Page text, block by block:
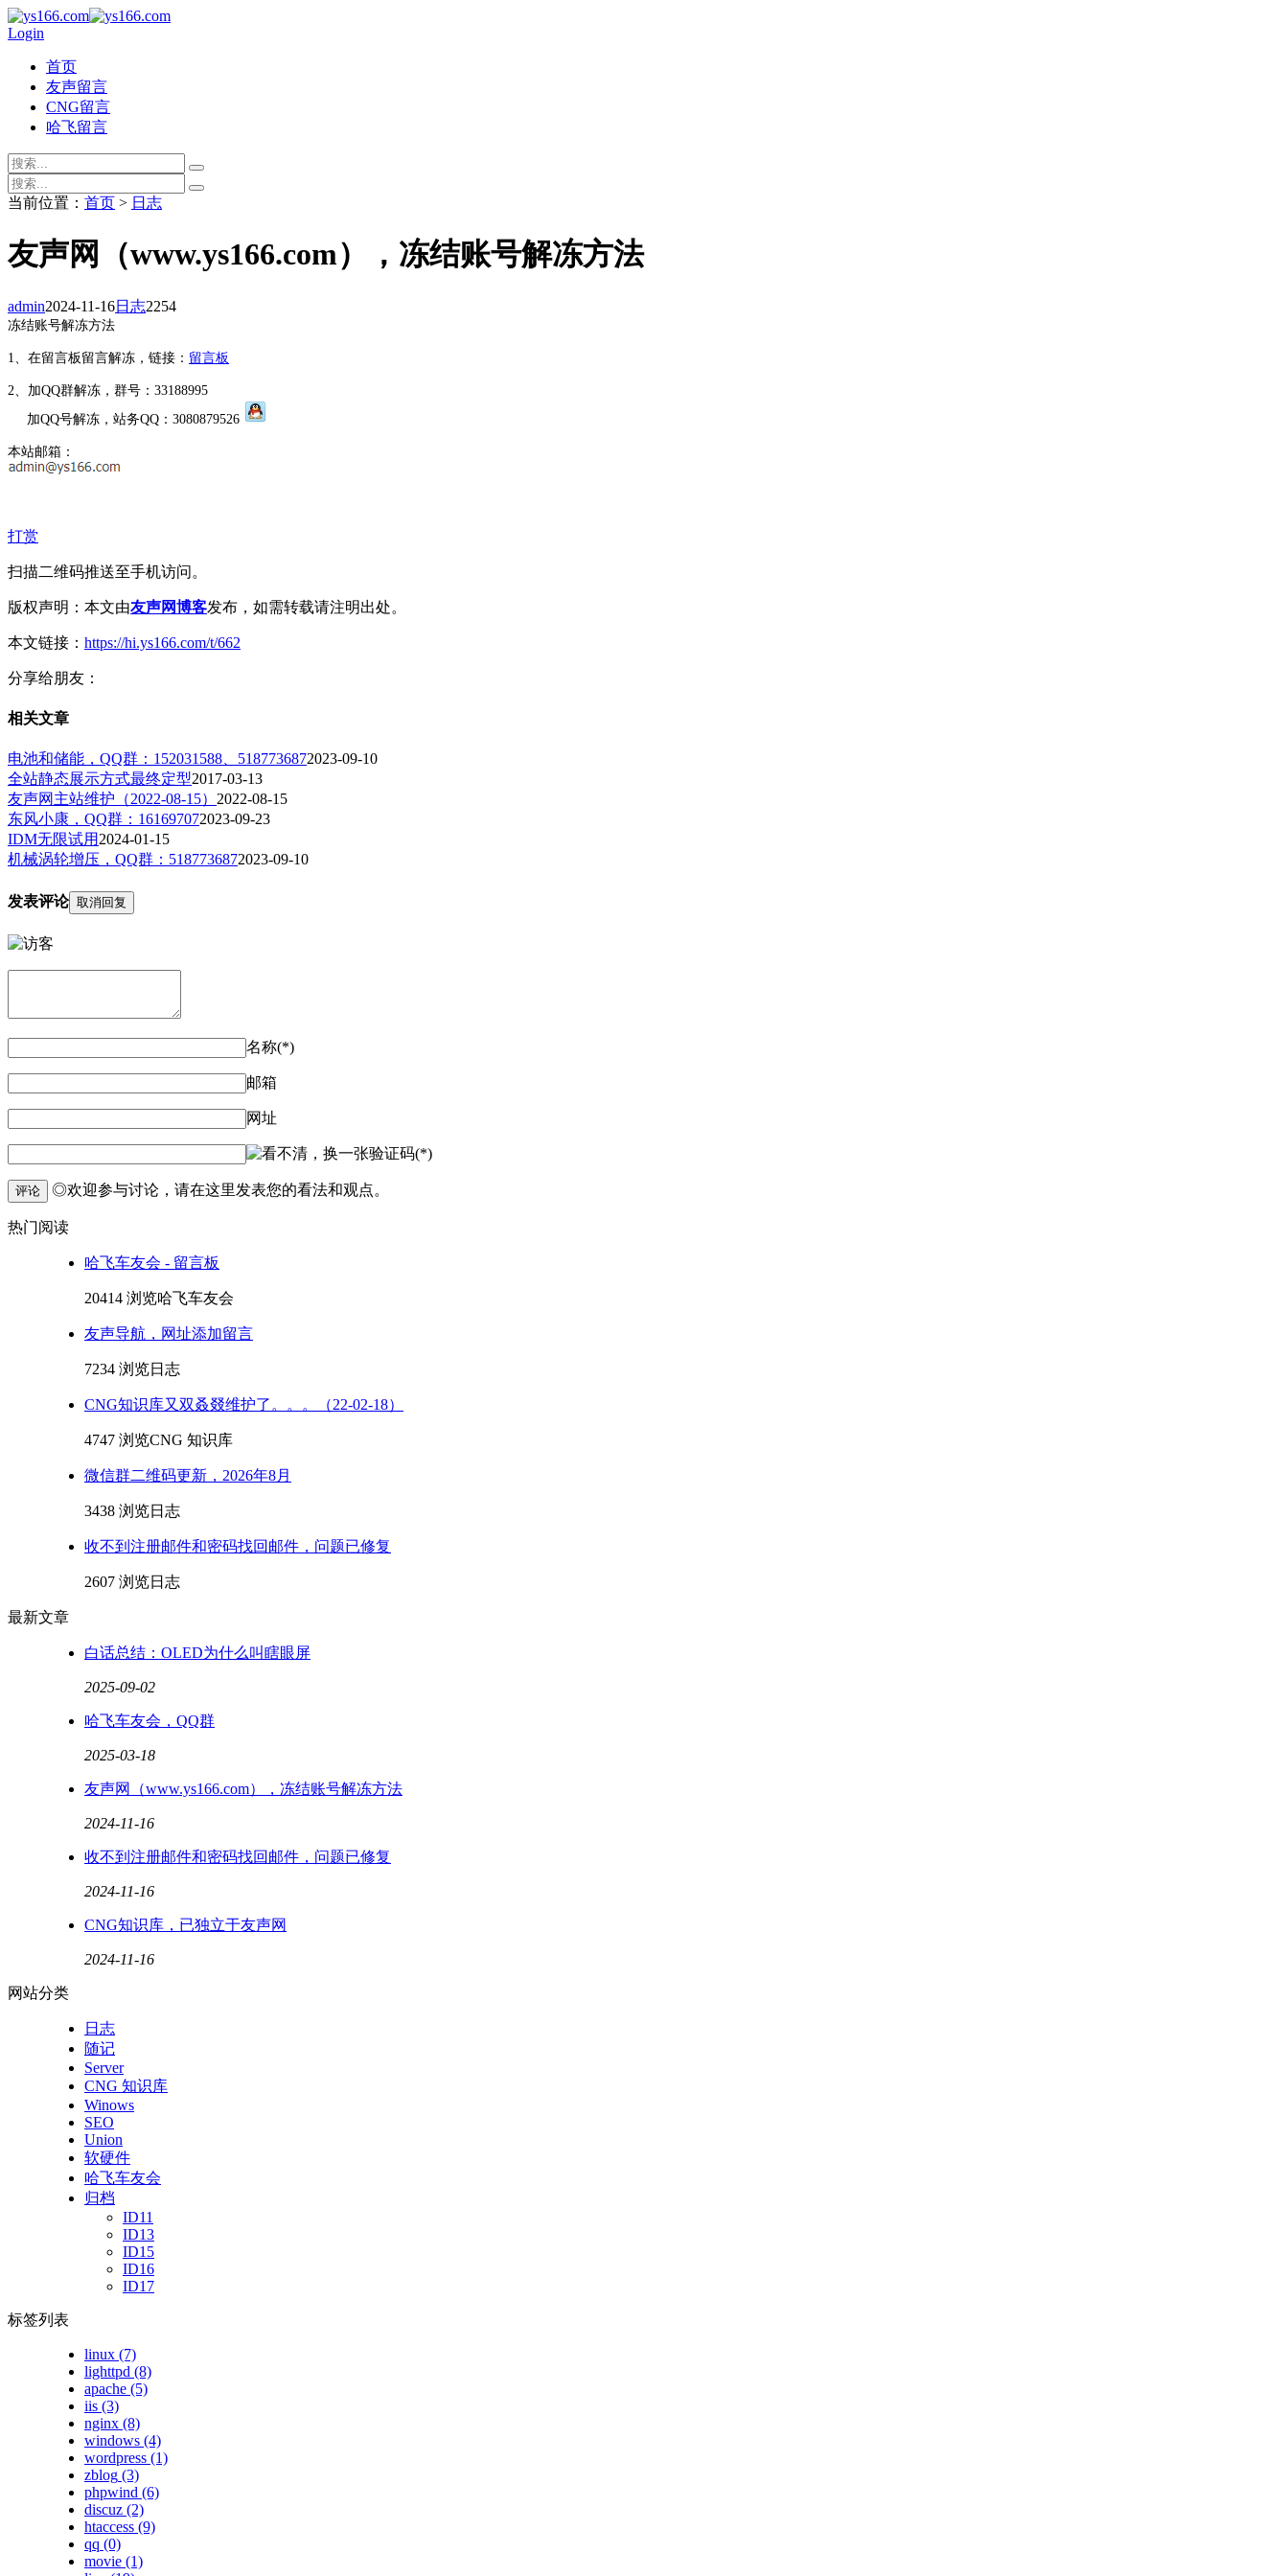
Login
首页
友声留言
CNG留言
哈飞留言
当前位置： 首页 > 日志
友声网（www.ys166.com），冻结账号解冻方法
admin2024-11-16日志2254
冻结账号解冻方法
1、在留言板留言解冻，链接： 留言板
2、加QQ群解冻，群号：33188995
加QQ号解冻，站务QQ：3080879526
本站邮箱：
打赏
扫描二维码推送至手机访问。
版权声明：本文由友声网博客发布，如需转载请注明出处。
本文链接： https://hi.ys166.com/t/662
分享给朋友：
相关文章
电池和储能，QQ群：152031588、5187736872023-09-10
全站静态展示方式最终定型2017-03-13
友声网主站维护（2022-08-15） 2022-08-15
东风小康，QQ群：161697072023-09-23
IDM无限试用2024-01-15
机械涡轮增压，QQ群：5187736872023-09-10
发表评论 取消回复
名称(*)
邮箱
网址
验证码(*)
评论 ◎欢迎参与讨论，请在这里发表您的看法和观点。
热门阅读
哈飞车友会 - 留言板
20414 浏览哈飞车友会
友声导航，网址添加留言
7234 浏览日志
CNG知识库又双叒叕维护了。。。（22-02-18）
4747 浏览CNG 知识库
微信群二维码更新，2026年8月
3438 浏览日志
收不到注册邮件和密码找回邮件，问题已修复
2607 浏览日志
最新文章
白话总结：OLED为什么叫瞎眼屏
2025-09-02
哈飞车友会，QQ群
2025-03-18
友声网（www.ys166.com），冻结账号解冻方法
2024-11-16
收不到注册邮件和密码找回邮件，问题已修复
2024-11-16
CNG知识库，已独立于友声网
2024-11-16
网站分类
日志
随记
Server
CNG 知识库
Winows
SEO
Union
软硬件
哈飞车友会
归档
ID11
ID13
ID15
ID16
ID17
标签列表
linux (7)
lighttpd (8)
apache (5)
iis (3)
nginx (8)
windows (4)
wordpress (1)
zblog (3)
phpwind (6)
discuz (2)
htaccess (9)
qq (0)
movie (1)